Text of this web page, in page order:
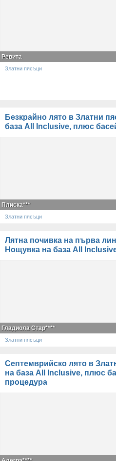
Ревита
Златни пясъци
Безкрайно лято в Златни
база All Inclusive, плюс
Плиска***
Златни пясъци
Лятна почивка на първа
Нощувка на база All
Гладиола Стар****
Златни пясъци
Септемврийско лято в
на база All Inclusive, плюс
процедура